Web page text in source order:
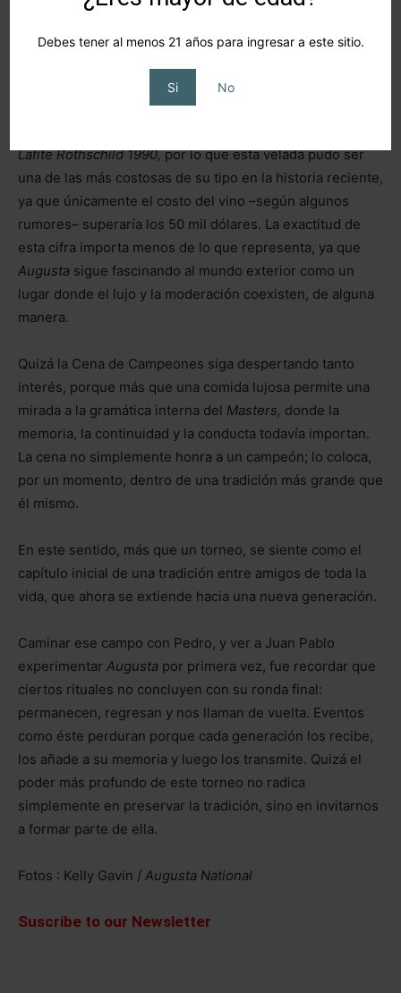
Debes tener al menos 21 años para ingresar a este sitio.
Si No
espectáculo. La tarea, simplemente, consiste en ser un
buen anfitrión, y las elecciones de Rory sugieren que lo
En cuanto al vino, rápidamente se convirtió en parte de la
Lafite Rothschild 1990,por lo que esta velada pudo ser
una de las más costosas de su tipo en la historia reciente,
ya que únicamente el costo del vino –según algunos
rumores– superaría los 50 mil dólares. La exactitud de
esta cifra importa menos de lo que representa, ya que
Augusta sigue fascinando al mundo exterior como un
lugar donde el lujo y la moderación coexisten, de alguna
manera.
Quizá la Cena de Campeones siga despertando tanto
interés, porque más que una comida lujosa permite una
mirada a la gramática interna del Masters, donde la
memoria, la continuidad y la conducta todavía importan.
La cena no simplemente honra a un campeón; lo coloca,
por un momento, dentro de una tradición más grande que
él mismo.
En este sentido, más que un torneo, se siente como el
capítulo inicial de una tradición entre amigos de toda la
vida, que ahora se extiende hacia una nueva generación.
Caminar ese campo con Pedro, y ver a Juan Pablo
experimentar Augusta por primera vez, fue recordar que
ciertos rituales no concluyen con su ronda final:
permanecen, regresan y nos llaman de vuelta. Eventos
como éste perduran porque cada generación los recibe,
los añade a su memoria y luego los transmite. Quizá el
poder más profundo de este torneo no radica
simplemente en preservar la tradición, sino en invitarnos
a formar parte de ella.
Fotos : Kelly Gavin / Augusta National
Suscribe to our Newsletter